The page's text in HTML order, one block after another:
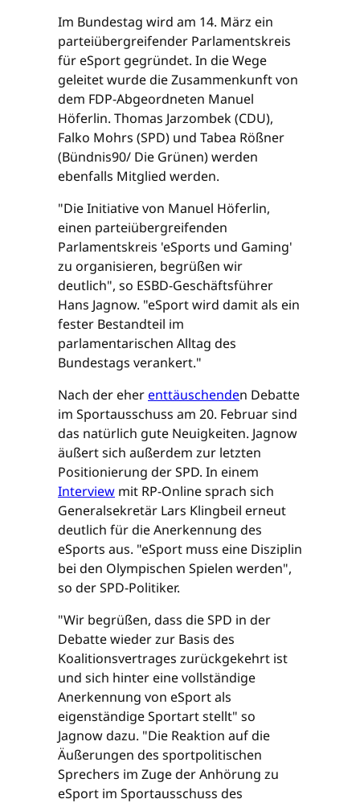
Im Bundestag wird am 14. März ein
parteiübergreifender Parlamentskreis
für eSport gegründet. In die Wege
geleitet wurde die Zusammenkunft von
dem FDP-Abgeordneten Manuel
Höferlin. Thomas Jarzombek (CDU),
Falko Mohrs (SPD) und Tabea Rößner
(Bündnis90/ Die Grünen) werden
ebenfalls Mitglied werden.
"Die Initiative von Manuel Höferlin,
einen parteiübergreifenden
Parlamentskreis 'eSports und Gaming'
zu organisieren, begrüßen wir
deutlich", so ESBD-Geschäftsführer
Hans Jagnow. "eSport wird damit als ein
fester Bestandteil im
parlamentarischen Alltag des
Bundestags verankert."
Nach der eherenttäuschenden Debatte
im Sportausschuss am 20. Februar sind
das natürlich gute Neuigkeiten. Jagnow
äußert sich außerdem zur letzten
Positionierung der SPD. In einem
Interview mit RP-Online sprach sich
Generalsekretär Lars Klingbeil erneut
deutlich für die Anerkennung des
eSports aus. "eSport muss eine Disziplin
bei den Olympischen Spielen werden",
so der SPD-Politiker.
"Wir begrüßen, dass die SPD in der
Debatte wieder zur Basis des
Koalitionsvertrages zurückgekehrt ist
und sich hinter eine vollständige
Anerkennung von eSport als
eigenständige Sportart stellt" so
Jagnow dazu. "Die Reaktion auf die
Äußerungen des sportpolitischen
Sprechers im Zuge der Anhörung zu
eSport im Sportausschuss des